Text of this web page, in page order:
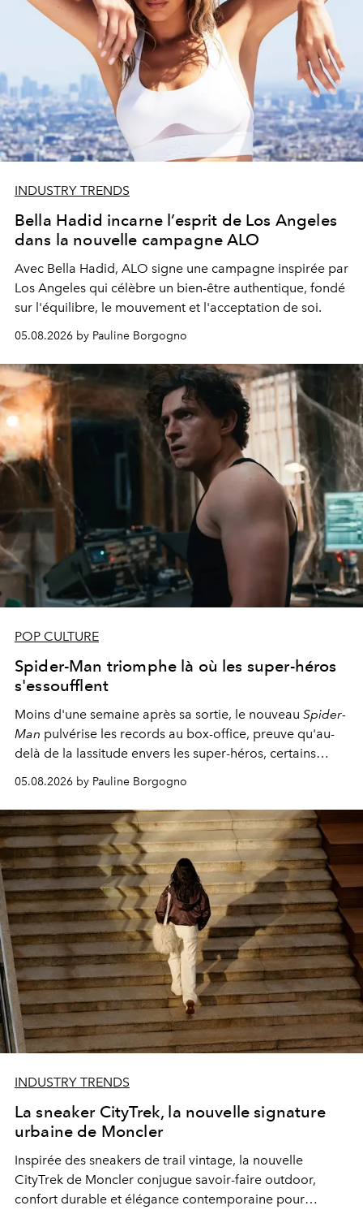
INDUSTRY TRENDS
Bella Hadid incarne l’esprit de Los Angeles
dans la nouvelle campagne ALO
Avec Bella Hadid, ALO signe une campagne inspirée par
Los Angeles qui célèbre un bien-être authentique, fondé
sur l'équilibre, le mouvement et l'acceptation de soi.
05.08.2026 by Pauline Borgogno
POP CULTURE
Spider-Man triomphe là où les super-héros
s'essoufflent
Moins d'une semaine après sa sortie, le nouveau Spider-
Man pulvérise les records au box-office, preuve qu'au-
delà de la lassitude envers les super-héros, certains
personnages continuent de susciter une ferveur intacte.
05.08.2026 by Pauline Borgogno
INDUSTRY TRENDS
La sneaker CityTrek, la nouvelle signature
urbaine de Moncler
Inspirée des sneakers de trail vintage, la nouvelle
CityTrek de Moncler conjugue savoir-faire outdoor,
confort durable et élégance contemporaine pour